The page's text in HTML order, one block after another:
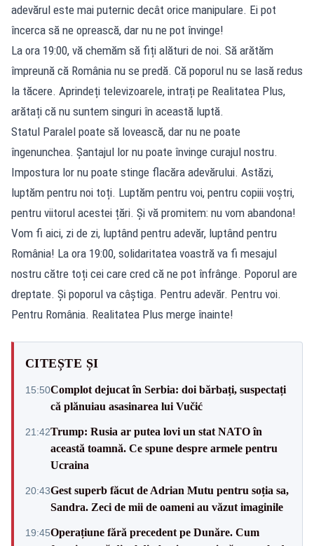
adevărul este mai puternic decât orice manipulare. Ei pot
încerca să ne oprească, dar nu ne pot învinge!
La ora 19:00, vă chemăm să fiți alături de noi. Să arătăm
împreună că România nu se predă. Că poporul nu se lasă redus
la tăcere. Aprindeți televizoarele, intrați pe Realitatea Plus,
arătați că nu suntem singuri în această luptă.
Statul Paralel poate să lovească, dar nu ne poate
îngenunchea. Șantajul lor nu poate învinge curajul nostru.
Impostura lor nu poate stinge flacăra adevărului. Astăzi,
luptăm pentru noi toți. Luptăm pentru voi, pentru copiii voștri,
pentru viitorul acestei țări. Și vă promitem: nu vom abandona!
Vom fi aici, zi de zi, luptând pentru adevăr, luptând pentru
România! La ora 19:00, solidaritatea voastră va fi mesajul
nostru către toți cei care cred că ne pot înfrânge. Poporul are
dreptate. Și poporul va câștiga. Pentru adevăr. Pentru voi.
Pentru România. Realitatea Plus merge înainte!
CITEȘTE ȘI
15:50Complot dejucat în Serbia: doi bărbați, suspectați
că plănuiau asasinarea lui Vučić
21:42Trump: Rusia ar putea lovi un stat NATO în
această toamnă. Ce spune despre armele pentru
Ucraina
20:43Gest superb făcut de Adrian Mutu pentru soția sa,
Sandra. Zeci de mii de oameni au văzut imaginile
19:45Operațiune fără precedent pe Dunăre. Cum